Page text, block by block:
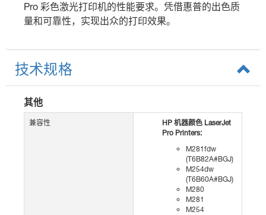
Pro 彩色激光打印机的性能要求。凭借惠普的出色质
量和可靠性，实现出众的打印效果。
技术规格
其他
兼容性
HP 机器颜色 LaserJet
Pro Printers:
M281fdw
(T6B82A#BGJ)
M254dw
(T6B60A#BGJ)
M280
M281
M254